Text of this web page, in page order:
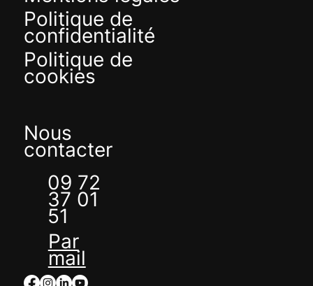
Politique de
confidentialité
Politique de
cookies
Nous
contacter
09 72
37 01
51
Par
mail